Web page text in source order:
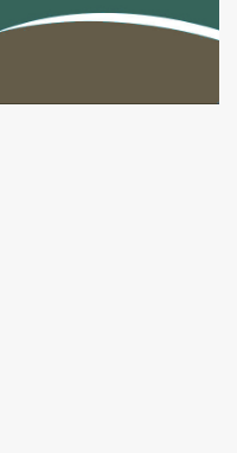
12 (2025)